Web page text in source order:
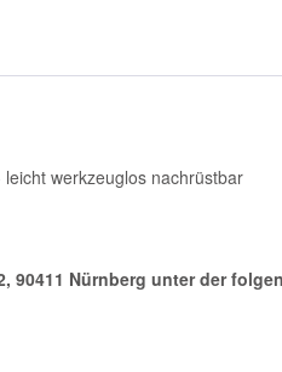
werkzeuglos nachrüstbar
Nürnberg unter der